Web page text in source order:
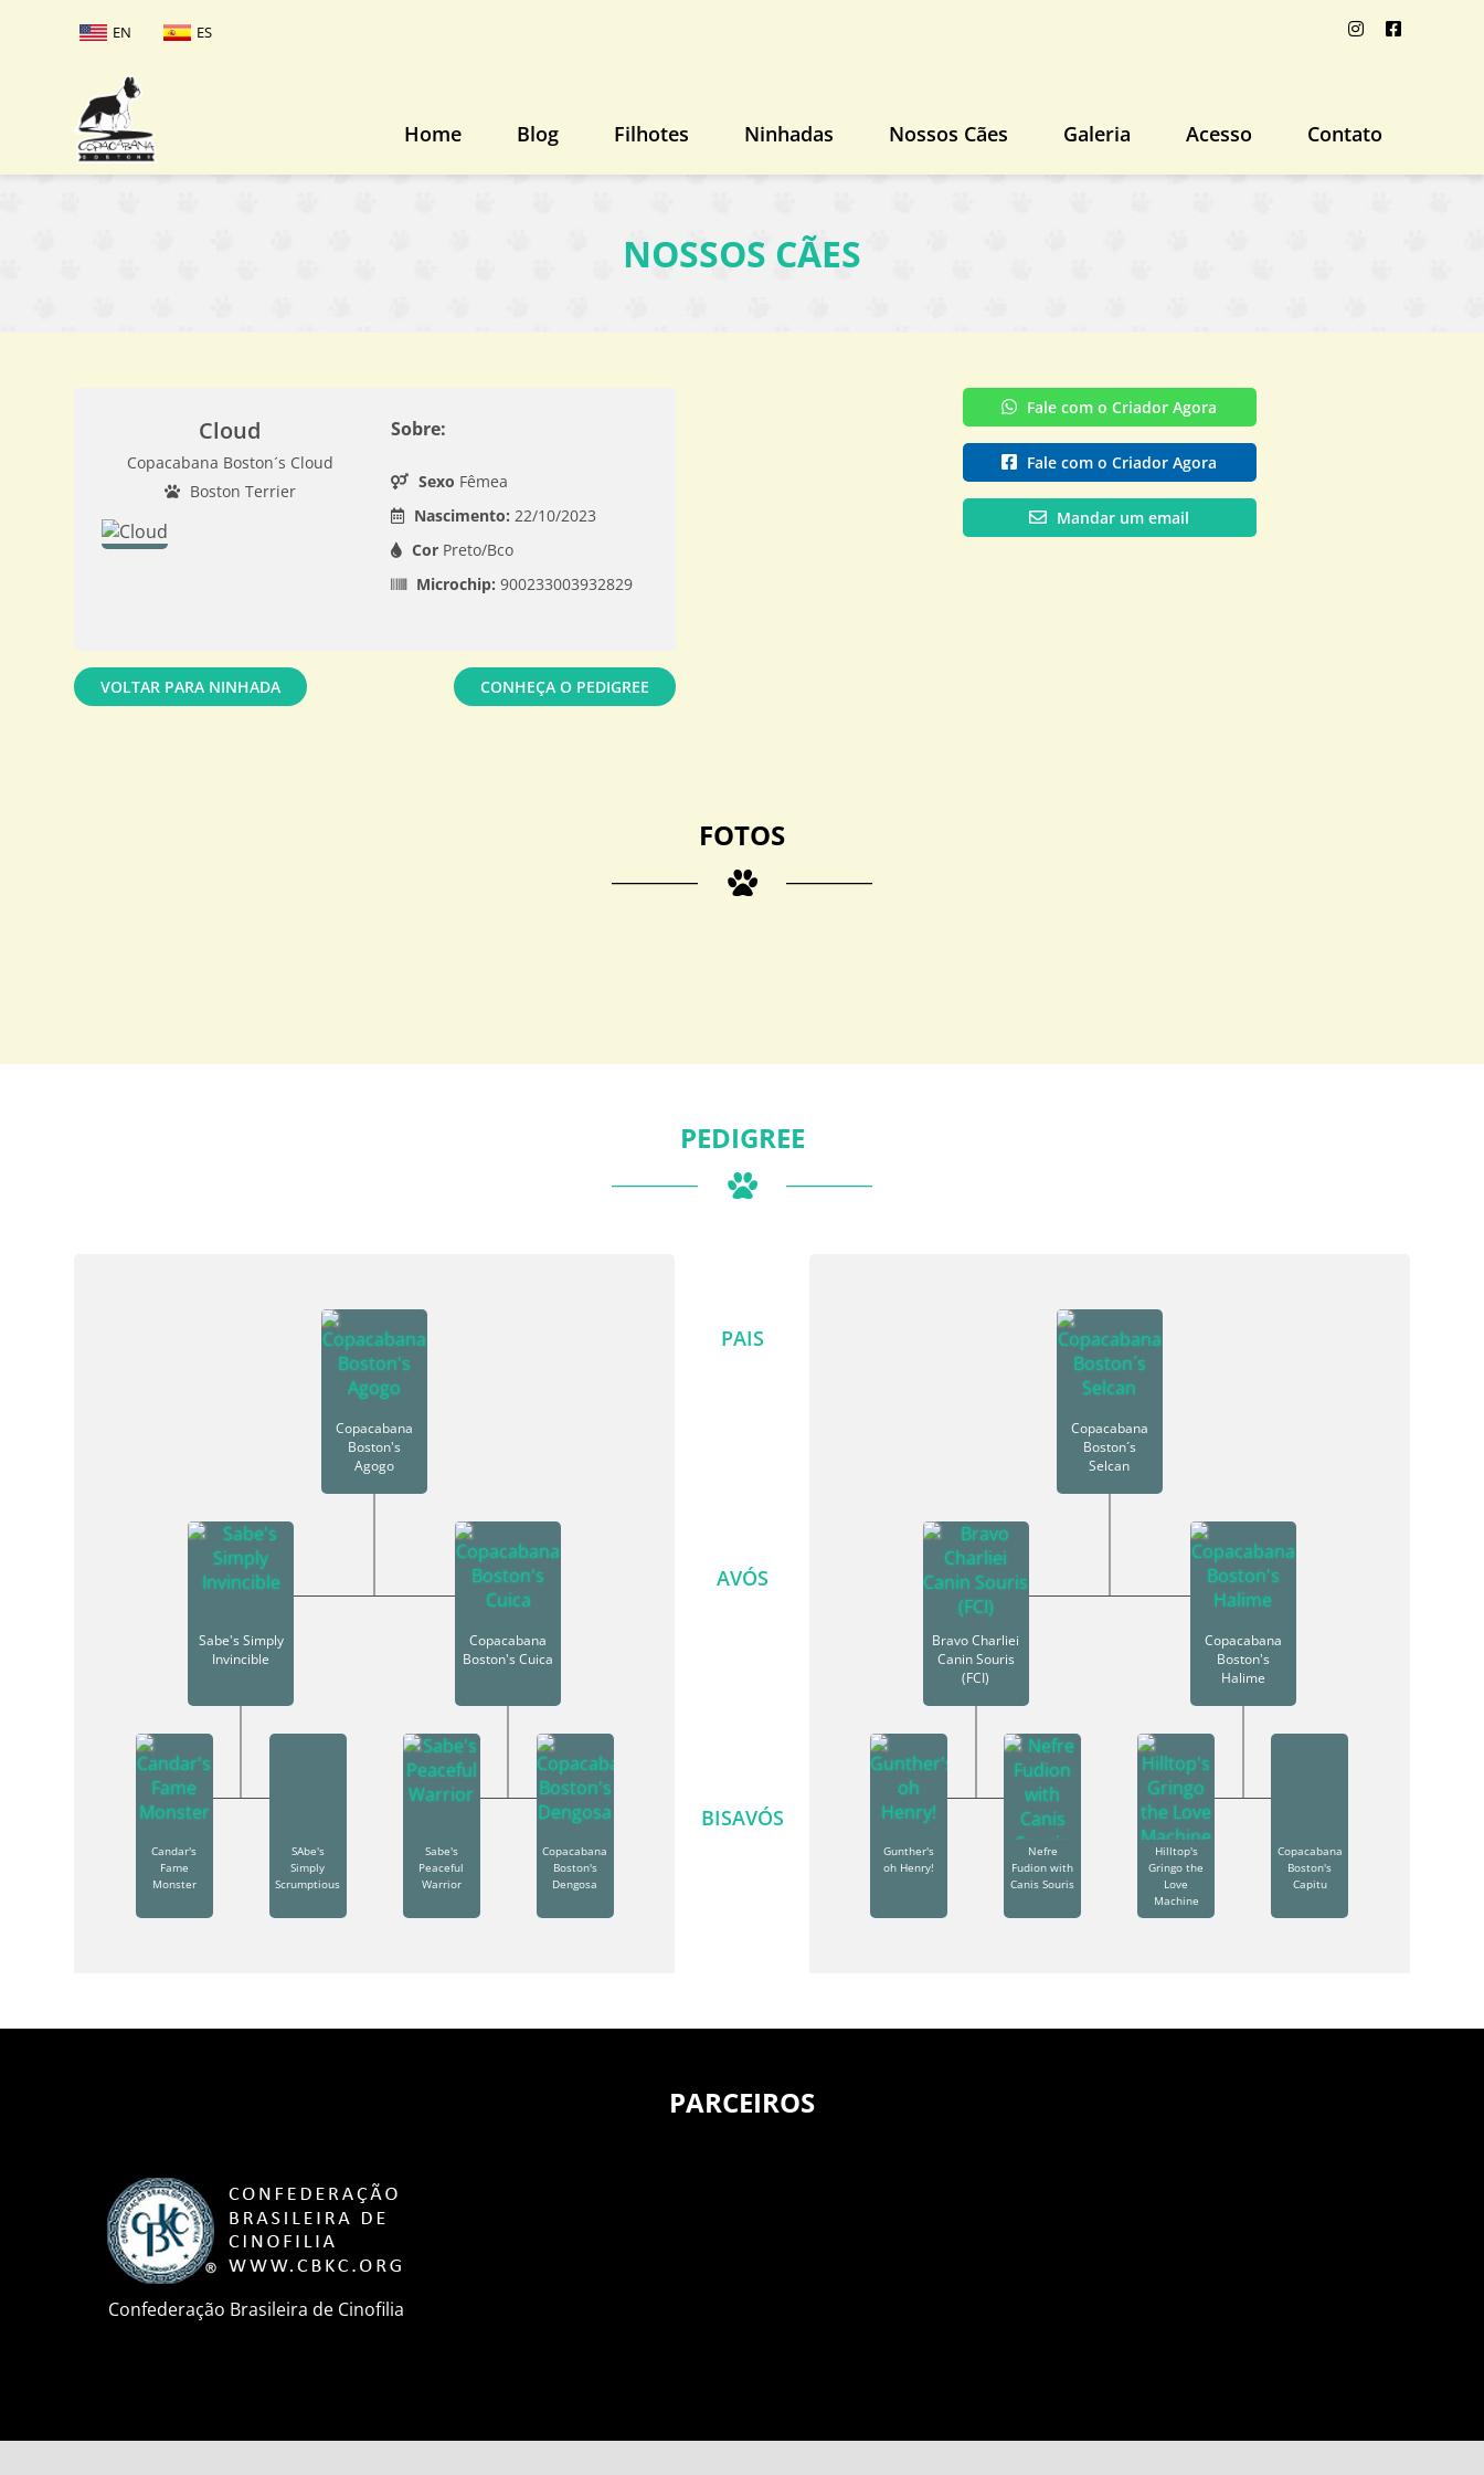
EN ES
Home Blog Filhotes Ninhadas Nossos Cães Galeria Acesso Contato
NOSSOS CÃES
Cloud
Copacabana Boston´s Cloud
Boston Terrier
Sobre:
Sexo Fêmea
Nascimento: 22/10/2023
Cor Preto/Bco
Microchip: 900233003932829
VOLTAR PARA NINHADA CONHEÇA O PEDIGREE
Fale com o Criador Agora
Fale com o Criador Agora
Mandar um email
FOTOS
PEDIGREE
Copacabana
Boston's
Agogo
Sabe's Simply
Invincible
Copacabana
Boston's Cuica
Candar's
Fame
Monster
SAbe's
Simply
Scrumptious
Sabe's
Peaceful
Warrior
Copacabana
Boston's
Dengosa
PAIS
AVÓS
BISAVÓS
Copacabana
Boston´s
Selcan
Bravo Charliei
Canin Souris
(FCI)
Copacabana
Boston's
Halime
Gunther's
oh Henry!
Nefre
Fudion with
Canis Souris
Hilltop's
Gringo the
Love
Machine
Copacabana
Boston's
Capitu
PARCEIROS
Confederação Brasileira de Cinofilia